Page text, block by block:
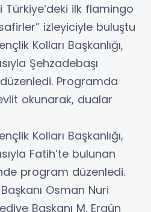
Türkiye’deki ilk flamingo
izleyiciyle buluştu
Kolları Başkanlığı,
Şehzadebaşı
Programda
okunarak, dualar
Kolları Başkanlığı,
Fatih’te bulunan
program düzenledi.
Osman Nuri
Başkanı M. Ergün